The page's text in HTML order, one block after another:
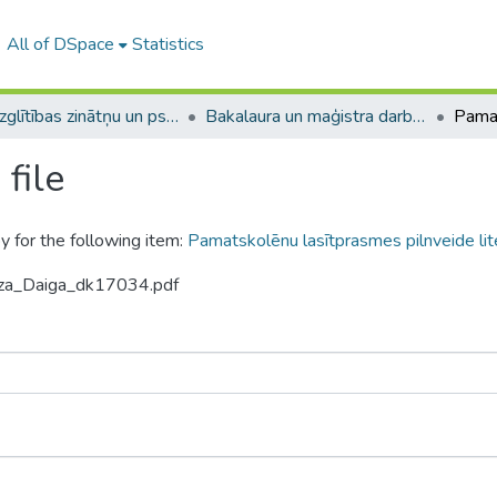
All of DSpace Statistics
A -- Izglītības zinātņu un psiholoģijas fakultāte / Faculty of Education Sciences and Psychology Bakalaura un maģistra darbi (PPMF) / Bachelor's and Master's theses
file
for the following item: Pamatskolēnu lasītprasmes pilnveide